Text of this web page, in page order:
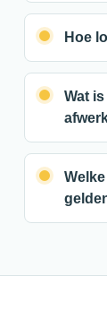
Hoe
Wat